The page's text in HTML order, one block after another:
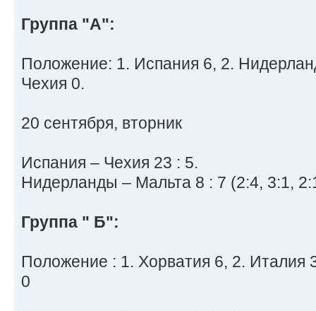
Группа "А":
Положение: 1. Испания 6, 2.
Чехия 0.
20 сентября, вторник
Испания – Чехия 23 : 5.
Нидерланды – Мальта 8 : 7 (2:4, 3:1,
Группа " Б":
Положение : 1. Хорватия 6, 2. Италия
0